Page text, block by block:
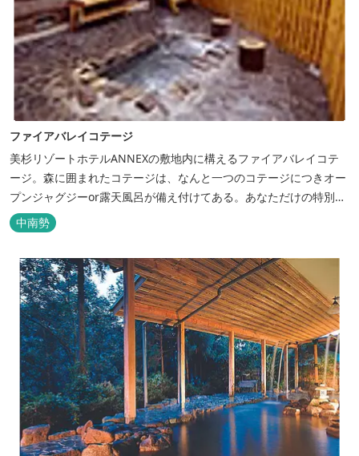
ファイアバレイコテージ
美杉リゾートホテルANNEXの敷地内に構えるファイアバレイコテ
ージ。森に囲まれたコテージは、なんと一つのコテージにつきオー
プンジャグジーor露天風呂が備え付けてある。あなただけの特別な
時間をお過ごしください。
中南勢